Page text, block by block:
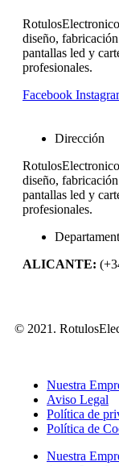
diseño,
pantallas led y
profesionales.
Facebook
Dirección
diseño,
pantallas led y
profesionales.
ALICANTE:
© 2021.
Nuestra
Aviso Legal
Política de
Política de
Nuestra